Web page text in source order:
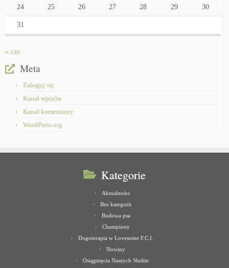
24 25 26 27 28 29 30
31
« cze
Meta
Zaloguj się
Kanał wpisów
Kanał komentarzy
WordPress.org
Kategorie
Aktualności
Bez kategorii
Budowa psa
Championy
Dogoterapia w Lovesome F.C.I.
Nowiny
Osiągnięcia Naszych Sheltie